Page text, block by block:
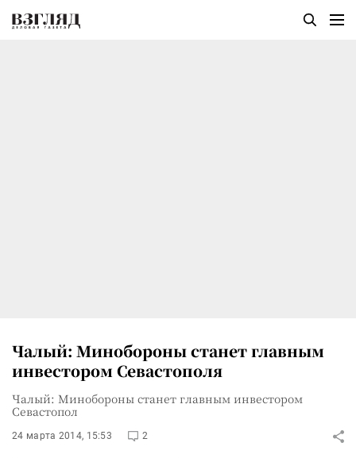
Чалый: Минобороны станет главным
инвестором Севастополя
Чалый: Минобороны станет главным инвестором
Севастопол
24 марта 2014, 15:53 2